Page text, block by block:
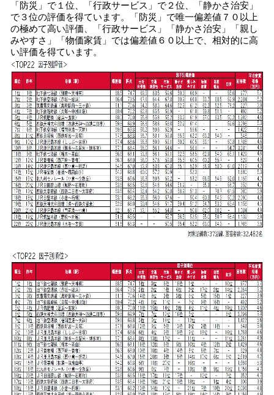
「防災」で１位、「行政サービス」で２位、「静かさ治安」
で３位の評価を得ています。「防災」で唯一偏差値７０以上
の極めて高い評価、「行政サービス」「静かさ治安」「親し
みやすさ」「物価家賃」では偏差値６０以上で、相対的に高
い評価を得ています。